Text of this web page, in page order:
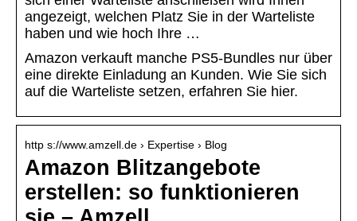
angezeigt, welchen Platz Sie in der Warteliste
haben und wie hoch Ihre …
Amazon verkauft manche PS5-Bundles nur über
eine direkte Einladung an Kunden. Wie Sie sich
auf die Warteliste setzen, erfahren Sie hier.
http s://www.amzell.de › Expertise › Blog
Amazon Blitzangebote
erstellen: so funktionieren